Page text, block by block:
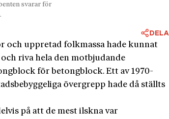
svarar för
DELA
och uppretad folkmassa hade kunnat
riva hela den motbjudande
för betongblock. Ett av 1970-
övergrepp hade då ställts
på att de mest ilskna var